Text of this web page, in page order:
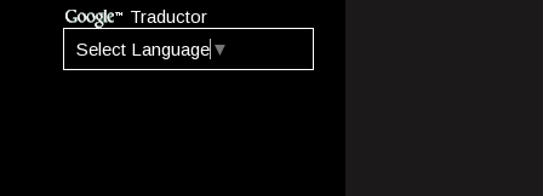
Traductor
Select Language ▼